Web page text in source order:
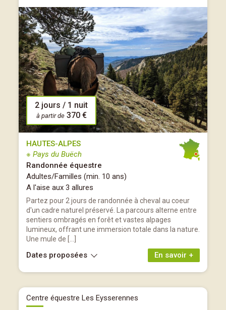
2 jours / 1 nuit
à partir de 370 €
HAUTES-ALPES
※ Pays du Buëch
Randonnée équestre
Adultes/Familles (min. 10 ans)
A l'aise aux 3 allures
Partez pour 2 jours de randonnée à cheval au coeur
d'un cadre naturel préservé. La parcours alterne entre
sentiers ombragés en forêt et vastes alpages
lumineux, offrant une immersion totale dans la nature.
Une mule de […]
En savoir +
Dates proposées
Centre équestre Les Eysserennes